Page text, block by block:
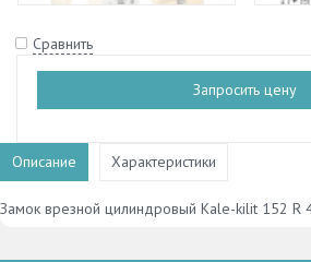
Сравнить
Запросить цену
Описание Характеристики
Замок врезной цилиндровый Kale-kilit 152 R